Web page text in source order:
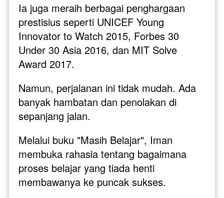
Ia juga meraih berbagai penghargaan
prestisius seperti UNICEF Young
Innovator to Watch 2015, Forbes 30
Under 30 Asia 2016, dan MIT Solve
Award 2017.
Namun, perjalanan ini tidak mudah. Ada
banyak hambatan dan penolakan di
sepanjang jalan.
Melalui buku "Masih Belajar", Iman
membuka rahasia tentang bagaimana
proses belajar yang tiada henti
membawanya ke puncak sukses.